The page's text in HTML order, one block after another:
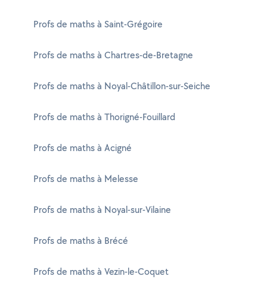
Profs de maths à Saint-Grégoire
Profs de maths à Chartres-de-Bretagne
Profs de maths à Noyal-Châtillon-sur-Seiche
Profs de maths à Thorigné-Fouillard
Profs de maths à Acigné
Profs de maths à Melesse
Profs de maths à Noyal-sur-Vilaine
Profs de maths à Brécé
Profs de maths à Vezin-le-Coquet